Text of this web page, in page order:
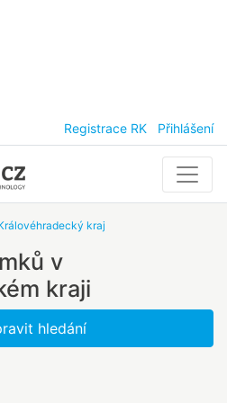
Registrace RK Přihlášení
kraj
v
kraji
hledání